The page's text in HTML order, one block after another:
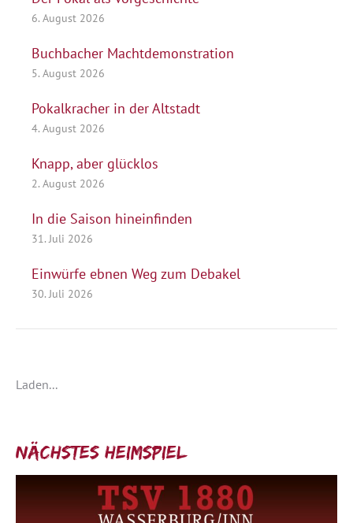
6. August 2026
Buchbacher Machtdemonstration
5. August 2026
Pokalkracher in der Altstadt
4. August 2026
Knapp, aber glücklos
2. August 2026
In die Saison hineinfinden
31. Juli 2026
Einwürfe ebnen Weg zum Debakel
30. Juli 2026
Laden...
Nächstes Heimspiel